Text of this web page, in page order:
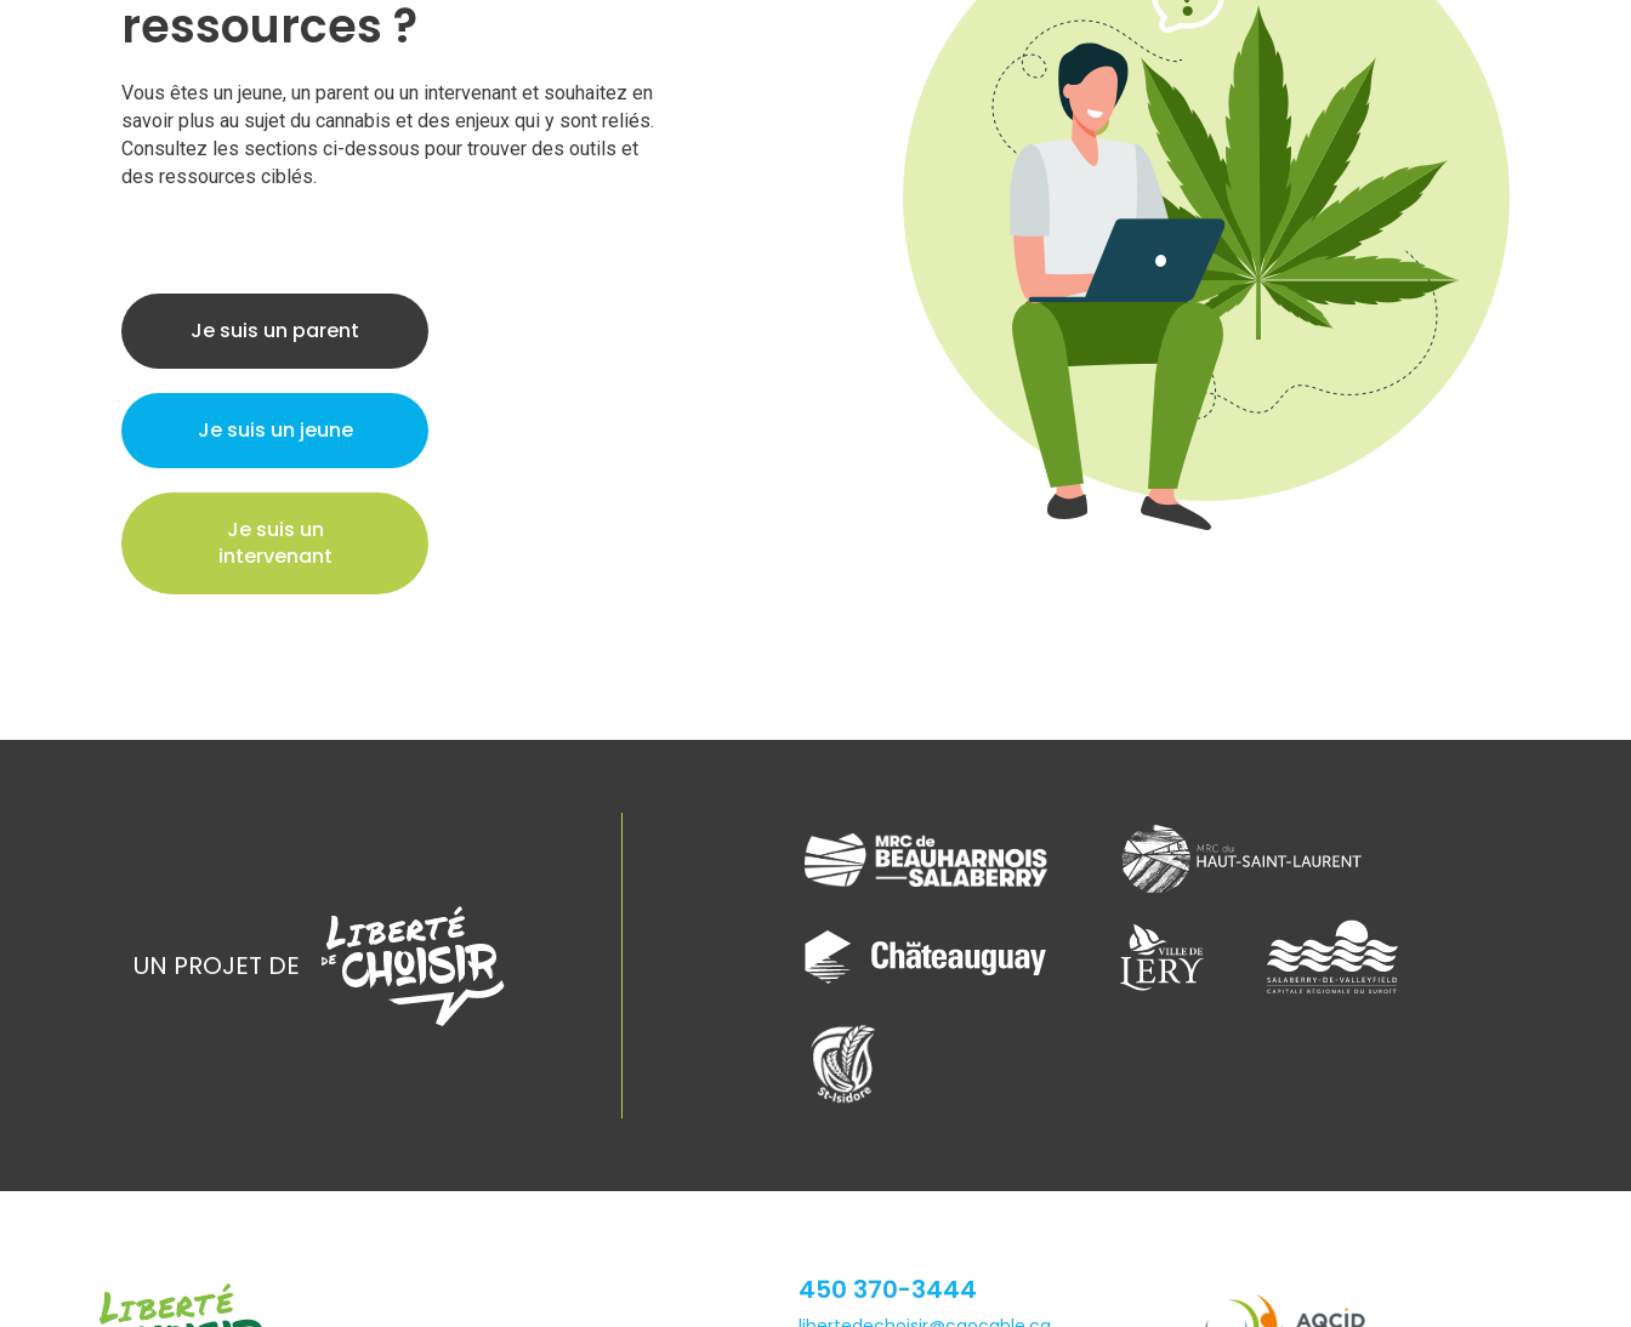
ressources ?
Vous êtes un jeune, un parent ou un intervenant et souhaitez en
savoir plus au sujet du cannabis et des enjeux qui y sont reliés.
Consultez les sections ci-dessous pour trouver des outils et
des ressources ciblés.
Je suis un parent
Je suis un jeune
Je suis un
intervenant
UN PROJET DE
450 370-3444